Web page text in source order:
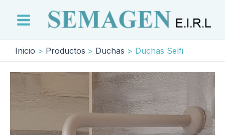
Main
Menu
Inicio Productos Duchas Duchas Selfi